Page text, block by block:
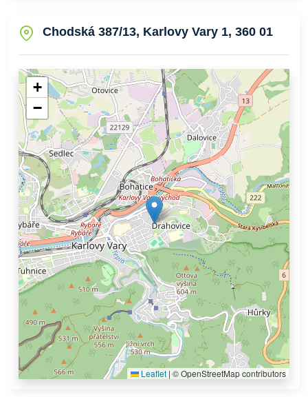
Chodská 387/13, Karlovy Vary 1, 360 01
+
−
Leaflet | © OpenStreetMap contributors